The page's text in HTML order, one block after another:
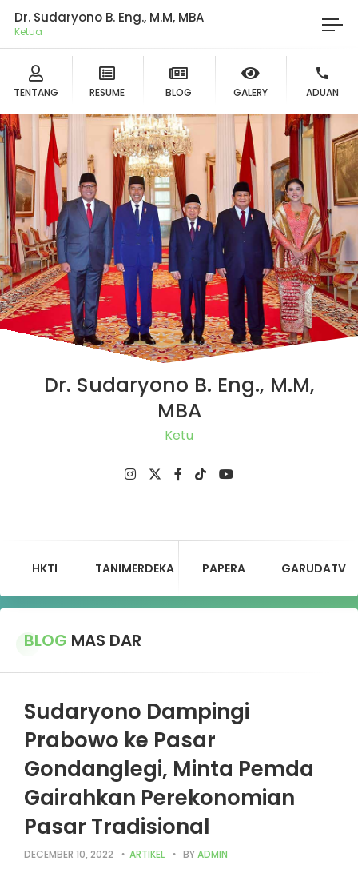
Dr. Sudaryono B. Eng., M.M, MBA
Ketua DPD
TENTANG RESUME BLOG GALERY ADUAN
Dr. Sudaryono B. Eng., M.M,
MBA
Ketua DPD
HKTI TANIMERDEKA PAPERA GARUDATV
BLOG MAS DAR
Sudaryono Dampingi
Prabowo ke Pasar
Gondanglegi, Minta Pemda
Gairahkan Perekonomian
Pasar Tradisional
DECEMBER 10, 2022 ARTIKEL BYADMIN